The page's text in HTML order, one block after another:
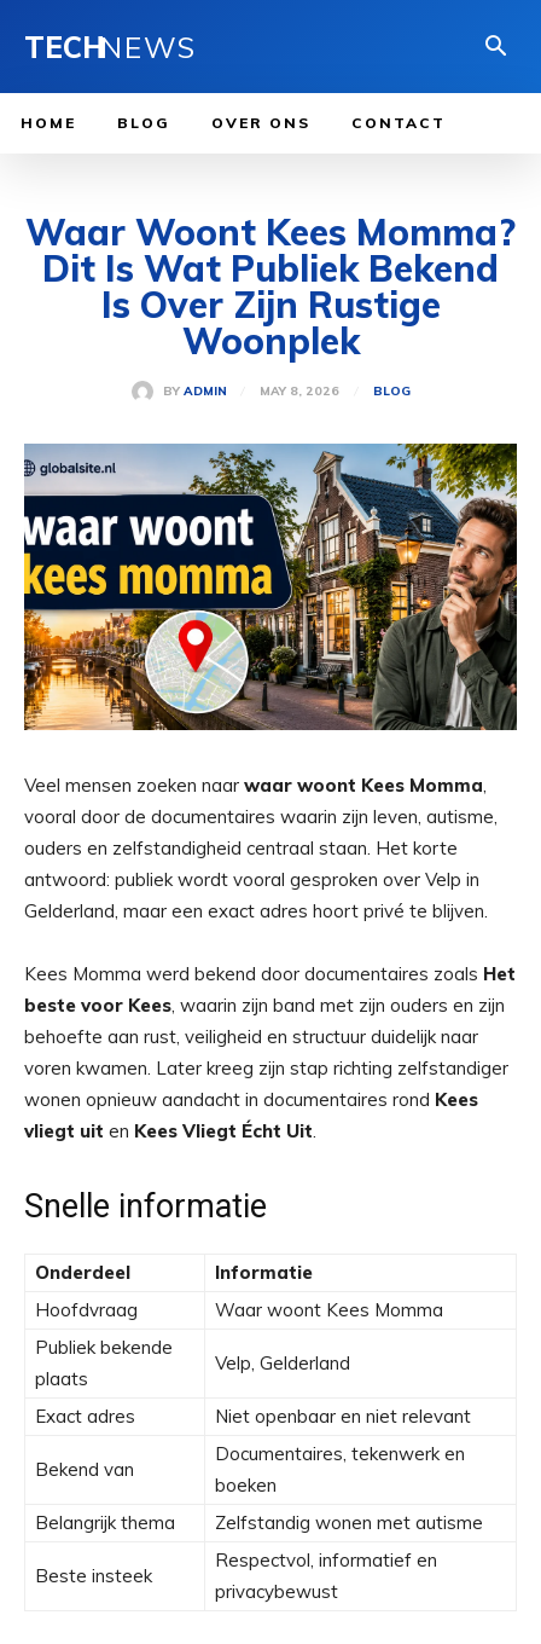
TECHNEWS
HOME BLOG OVER ONS CONTACT
Waar Woont Kees Momma?
Dit Is Wat Publiek Bekend
Is Over Zijn Rustige
Woonplek
BY ADMIN MAY 8, 2026 BLOG
Veel mensen zoeken naar waar woont Kees Momma,
vooral door de documentaires waarin zijn leven, autisme,
ouders en zelfstandigheid centraal staan. Het korte
antwoord: publiek wordt vooral gesproken over Velp in
Gelderland, maar een exact adres hoort privé te blijven.
Kees Momma werd bekend door documentaires zoals Het
beste voor Kees, waarin zijn band met zijn ouders en zijn
behoefte aan rust, veiligheid en structuur duidelijk naar
voren kwamen. Later kreeg zijn stap richting zelfstandiger
wonen opnieuw aandacht in documentaires rond Kees
vliegt uit en Kees Vliegt Écht Uit.
Snelle informatie
Onderdeel
Informatie
Hoofdvraag
Waar woont Kees Momma
Publiek bekende
plaats
Velp, Gelderland
Exact adres Niet openbaar en niet relevant
Bekend van
Documentaires, tekenwerk en
boeken
Belangrijk thema
Zelfstandig wonen met autisme
Beste insteek
Respectvol, informatief en
privacybewust